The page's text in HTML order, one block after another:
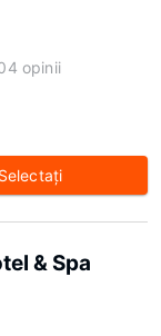
opinii
Selectaţi
& Spa